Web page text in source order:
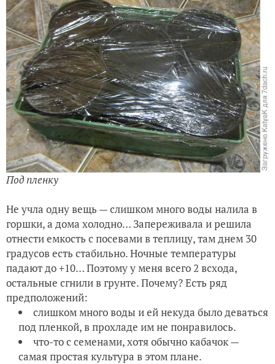
Под пленку
Не учла одну вещь — слишком много воды налила в
горшки, а дома холодно… Запереживала и решила
отнести емкость с посевами в теплицу, там днем 30
градусов есть стабильно. Ночные температуры
падают до +10… Поэтому у меня всего 2 всхода,
остальные сгнили в грунте. Почему? Есть ряд
предположений:
слишком много воды и ей некуда было деваться
под пленкой, в прохладе им не понравилось.
что-то с семенами, хотя обычно кабачок —
самая простая культура в этом плане.